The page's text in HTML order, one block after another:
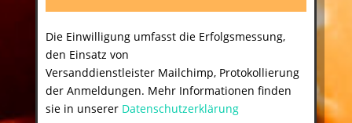
Die Einwilligung umfasst die Erfolgsmessung,
den Einsatz von
Versanddienstleister Mailchimp, Protokollierung
der Anmeldungen. Mehr Informationen finden
sie in unserer Datenschutzerklärung